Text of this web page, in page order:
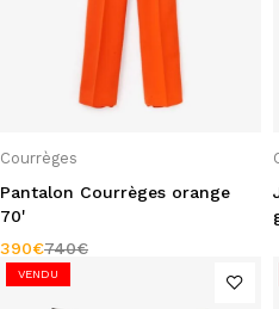
Courrèges
Pantalon Courrèges orange
70'
740€
390€
VENDU